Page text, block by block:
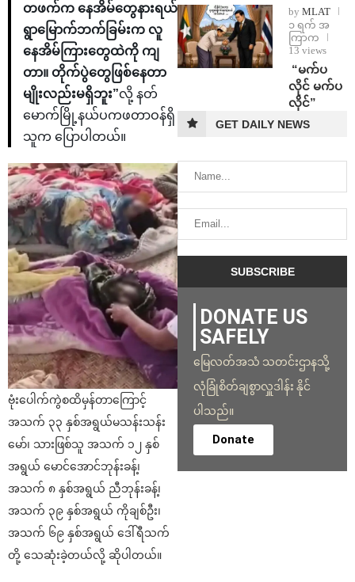
တဖက်က နေအိမ်တွေနားရယ်
ရွာမြောက်ဘက်ခြမ်းက လူ
နေအိမ်ကြားတွေထဲကို ကျ
တာ။ တိုက်ပွဲတွေဖြစ်နေတာ
မျိုးလည်းမရှိဘူး”လို့ နတ်
မောက်မြို့နယ်ပကဖတာဝန်ရှိ
သူက ပြောပါတယ်။
ဗုံးပေါက်ကွဲစထိမှန်တာကြောင့်
အသက် ၃၃ နှစ်အရွယ်မသန်းသန်း
မော်၊ သားဖြစ်သူ အသက် ၁၂ နှစ်
အရွယ် မောင်အောင်ဘုန်းခန့်၊
အသက် ၈ နှစ်အရွယ် ညီဘုန်းခန့်၊
အသက် ၃၉ နှစ်အရွယ် ကိုချစ်ဦး၊
အသက် ၆၉ နှစ်အရွယ် ဒေါ်ရီသက်
တို့ သေဆုံးခဲ့တယ်လို့ ဆိုပါတယ်။
by MLAT
၁ ရက် အ
ကြာက
13 views
⁨ ⁨“မက်ပ
လိုင် မက်ပ
လိုင်”
GET DAILY NEWS
DONATE US
SAFELY
မြေလတ်အသံ သတင်းဌာနသို့
လုံခြုံစိတ်ချစွာလှူဒါန်း နိုင်
ပါသည်။
Donate